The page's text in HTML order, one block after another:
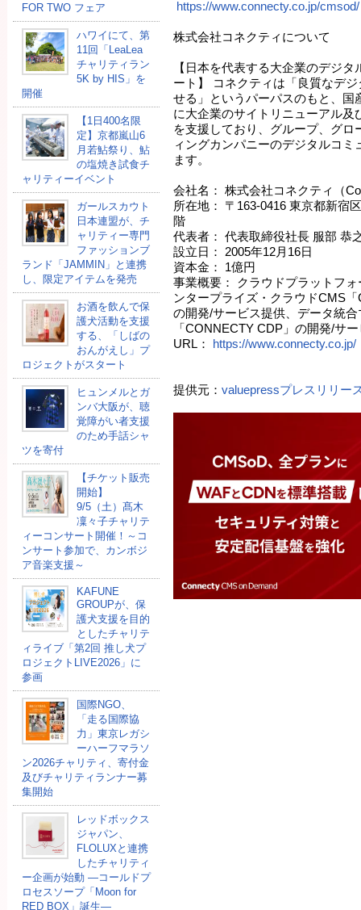
FOR TWO フェア
ハワイにて、第
11回「LeaLea
チャリティラン
5K by HIS」を
開催
【1日400名限
定】京都嵐山6
月若鮎祭り、鮎
の塩焼き試食チ
ャリティーイベント
ガールスカウト
日本連盟が、チ
ャリティー専門
ファッションブ
ランド「JAMMIN」と連携
し、限定アイテムを発売
お酒を飲んで保
護犬活動を支援
する、「しばの
おんがえし」プ
ロジェクトがスタート
ヒュンメルとガ
ンバ大阪が、聴
覚障がい者支援
のため手話シャ
ツを寄付
【チケット販売
開始】
9/5（土）髙木
凜々子チャリテ
ィーコンサート開催！～コ
ンサート参加で、カンボジ
ア音楽支援～
KAFUNE
GROUPが、保
護犬支援を目的
としたチャリテ
ィライブ「第2回 推し犬プ
ロジェクトLIVE2026」に
参画
国際NGO、
「走る国際協
力」東京レガシ
ーハーフマラソ
ン2026チャリティ、寄付金
及びチャリティランナー募
集開始
レッドボックス
ジャパン、
FLOLUXと連携
したチャリティ
ー企画が始動 ―コールドプ
ロセスソープ「Moon for
RED BOX」誕生―
https://www.connecty.co.jp/cmsod/
株式会社コネクティについて
【日本を代表する大企業のデジ
ート】 コネクティは「良質なデ
せる」というパーパスのもと、国
に大企業のサイトリニューアル及
を支援しており、グループ、グロ
ィングカンパニーのデジタルコ
ます。
会社名： 株式会社コネクティ（
所在地： 〒163-0416 東京都新宿
階
代表者： 代表取締役社長 服部 恭
設立日： 2005年12月16日
資本金： 1億円
事業概要： クラウドプラットフ
ンタープライズ・クラウドCMS
の開発/サービス提供、データ統
「CONNECTY CDP」の開発/サ
URL： https://www.connecty.co.jp/
提供元： valuepressプレスリリー